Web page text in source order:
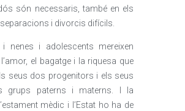
són necessaris, també en els
i divorcis difícils.
nenes i adolescents mereixen
el bagatge i la riquesa que
seus dos progenitors i els seus
grups paterns i materns. I la
mèdic i l’Estat ho ha de